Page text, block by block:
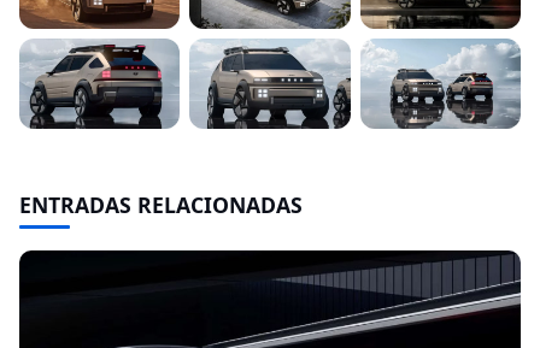
ENTRADAS RELACIONADAS